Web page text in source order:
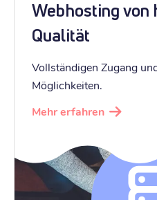
Webhosting von
Qualität
Vollständigen Zugang
Möglichkeiten.
Mehr erfahren